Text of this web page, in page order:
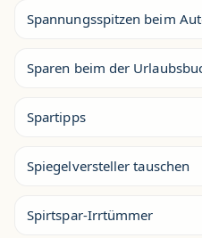
Spannungsspitzen beim
Sparen beim der
Spartipps
Spiegelversteller tauschen
Spirtspar-Irrtümmer